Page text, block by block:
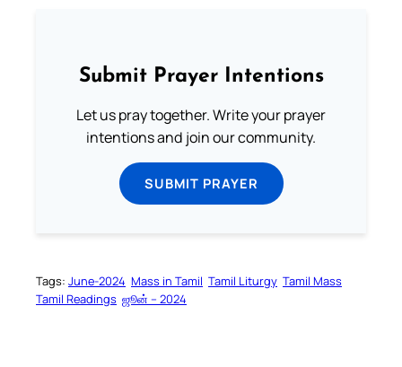
Submit Prayer Intentions
Let us pray together. Write your prayer
intentions and join our community.
SUBMIT PRAYER
Tags: June-2024 Mass in Tamil Tamil Liturgy Tamil Mass
Tamil Readings ஜூன் – 2024